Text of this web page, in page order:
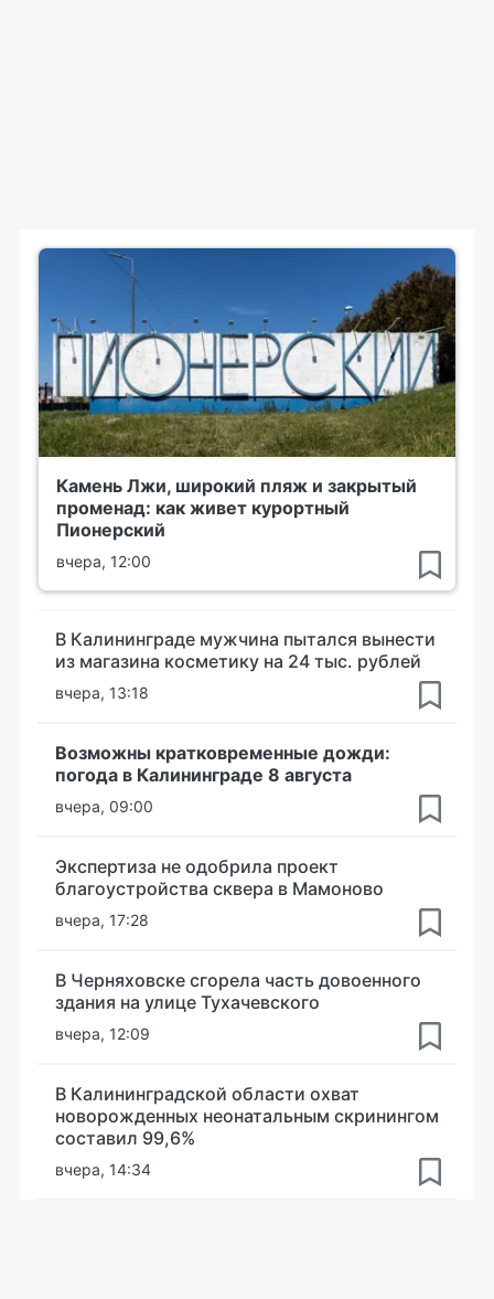
Камень Лжи, широкий пляж и закрытый
променад: как живет курортный
Пионерский
вчера, 12:00
В Калининграде мужчина пытался вынести
из магазина косметику на 24 тыс. рублей
вчера, 13:18
Возможны кратковременные дожди:
погода в Калининграде 8 августа
вчера, 09:00
Экспертиза не одобрила проект
благоустройства сквера в Мамоново
вчера, 17:28
В Черняховске сгорела часть довоенного
здания на улице Тухачевского
вчера, 12:09
В Калининградской области охват
новорожденных неонатальным скринингом
составил 99,6%
вчера, 14:34